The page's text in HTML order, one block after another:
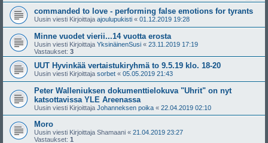
commanded to love - performing false emotions for tyrants
Uusin viesti Kirjoittaja ajoulupukisti « 01.12.2019 19:28
Minne vuodet vierii...14 vuotta erosta
Uusin viesti Kirjoittaja YksinäinenSusi « 23.11.2019 17:19
Vastaukset: 3
UUT Hyvinkää vertaistukiryhmä to 9.5.19 klo. 18-20
Uusin viesti Kirjoittaja sorbet « 05.05.2019 21:43
Peter Walleniuksen dokumenttielokuva "Uhrit" on nyt
katsottavissa YLE Areenassa
Uusin viesti Kirjoittaja Johanneksen poika « 22.04.2019 02:10
Moro
Uusin viesti Kirjoittaja Shamaani « 21.04.2019 23:27
Vastaukset: 1